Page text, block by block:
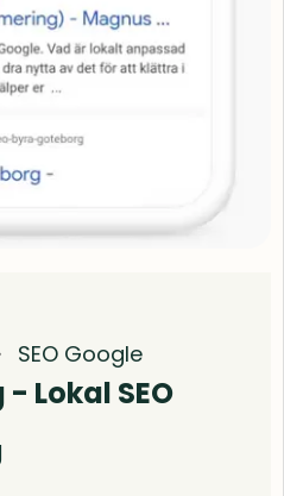
SEO Google
Lokal SEO